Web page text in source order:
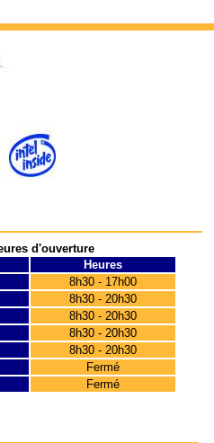
d'ouverture
Heures
8h30 - 17h00
8h30 - 20h30
8h30 - 20h30
8h30 - 20h30
8h30 - 20h30
Fermé
Fermé